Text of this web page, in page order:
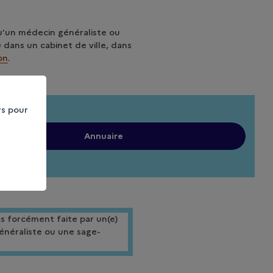
médecin généraliste ou
un cabinet de ville, dans
.
Annuaire
forcément faite par un(e)
ou une sage-
pour